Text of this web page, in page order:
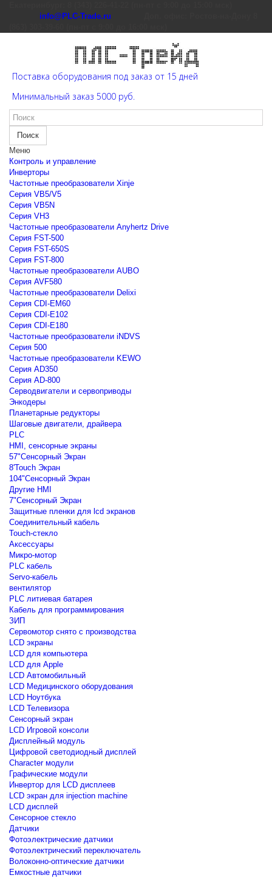
info@PLC-Trade.ru
Поставка оборудования под заказ от 15 дней
Минимальный заказ 5000 руб.
Поиск
Меню
Контроль и управление
Инверторы
Частотные преобразователи Xinje
Cерия VB5/V5
Cерия VB5N
Cерия VH3
Частотные преобразователи Anyhertz Drive
Серия FST-500
Серия FST-650S
Серия FST-800
Частотные преобразователи AUBO
Серия AVF580
Частотные преобразователи Delixi
Серия CDI-EM60
Серия CDI-E102
Серия CDI-E180
Частотные преобразователи iNDVS
Серия 500
Частотные преобразователи KEWO
Серия AD350
Серия AD-800
Серводвигатели и сервоприводы
Энкодеры
Планетарные редукторы
Шаговые двигатели, драйвера
PLC
HMI, сенсорные экраны
57"Сенсорный Экран
8'Touch Экран
104"Сенсорный Экран
Другие HMI
7"Сенсорный Экран
Защитные пленки для lcd экранов
Соединительный кабель
Touch-стекло
Аксессуары
Микро-мотор
PLC кабель
Servo-кабель
вентилятор
PLC литиевая батарея
Кабель для программирования
ЗИП
Сервомотор снято с производства
LCD экраны
LCD для компьютера
LCD для Apple
LCD Автомобильный
LCD Медицинского оборудования
LCD Ноутбука
LCD Телевизора
Сенсорный экран
LCD Игровой консоли
Дисплейный модуль
Цифровой светодиодный дисплей
Сharacter модули
Графические модули
Инвертор для LCD дисплеев
LCD экран для injection machine
LCD дисплей
Сенсорное стекло
Датчики
Фотоэлектрические датчики
Фотоэлектрический переключатель
Волоконно-оптические датчики
Емкостные датчики